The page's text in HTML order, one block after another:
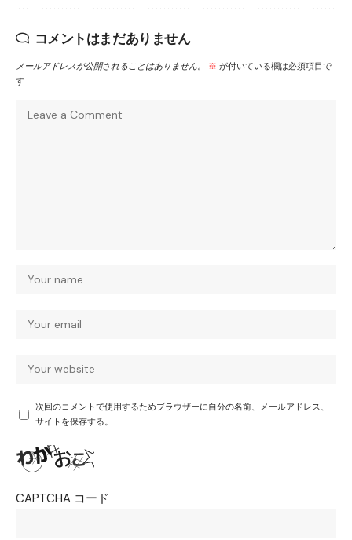
コメントはまだありません
メールアドレスが公開されることはありません。 ※ が付いている欄は必須項目で
す
次回のコメントで使用するためブラウザーに自分の名前、メールアドレス、
サイトを保存する。
CAPTCHA コード